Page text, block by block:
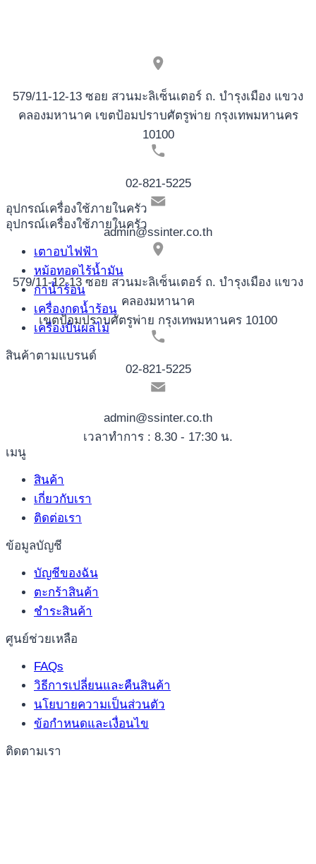
อุปกรณ์เครื่องใช้ภายในครัว
อุปกรณ์เครื่องใช้ภายในครัว
เตาอบไฟฟ้า
หม้อทอดไร้น้ำมัน
กาน้ำร้อน
เครื่องกดน้ำร้อน
เครื่องปั่นผลไม้
สินค้าตามแบรนด์
579/11-12-13 ซอย สวนมะลิเซ็นเตอร์ ถ. บำรุงเมือง แขวง
คลองมหานาค เขตป้อมปราบศัตรูพ่าย กรุงเทพมหานคร
10100
02-821-5225
admin@ssinter.co.th
579/11-12-13 ซอย สวนมะลิเซ็นเตอร์ ถ. บำรุงเมือง แขวง
คลองมหานาค
เขตป้อมปราบศัตรูพ่าย กรุงเทพมหานคร 10100
02-821-5225
admin@ssinter.co.th
เวลาทำการ : 8.30 - 17:30 น.
เมนู
สินค้า
เกี่ยวกับเรา
ติดต่อเรา
ข้อมูลบัญชี
บัญชีของฉัน
ตะกร้าสินค้า
ชำระสินค้า
ศูนย์ช่วยเหลือ
FAQs
วิธีการเปลี่ยนและคืนสินค้า
นโยบายความเป็นส่วนตัว
ข้อกำหนดและเงื่อนไข
ติดตามเรา